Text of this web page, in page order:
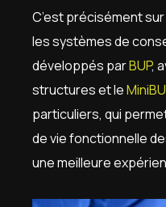
C’est précisément
les systèmes de
développés parBUP,
structures et le
particuliers, qui
de vie fonctionnelle
une meilleure